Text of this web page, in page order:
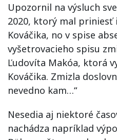
Upozornil na výsluch
2020, ktorý mal
Kováčika, no v spise
vyšetrovacieho spisu
Ľudovíta Makóa, ktorá
Kováčika. Zmizla
nevedno kam…“
Nesedia aj niektoré
nachádza napríklad